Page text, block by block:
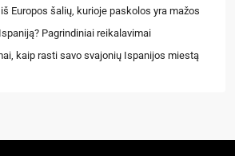
Europos šalių, kurioje paskolos yra mažos
Pagrindiniai reikalavimai
kaip rasti savo svajonių Ispanijos miestą